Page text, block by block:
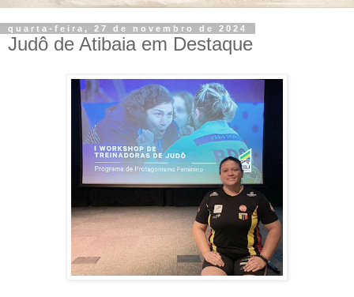
quarta-feira, 27 de novembro de 2024
Judô de Atibaia em Destaque